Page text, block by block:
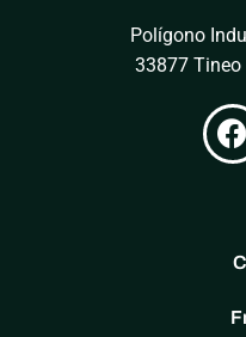
Polígono
33877 Tineo